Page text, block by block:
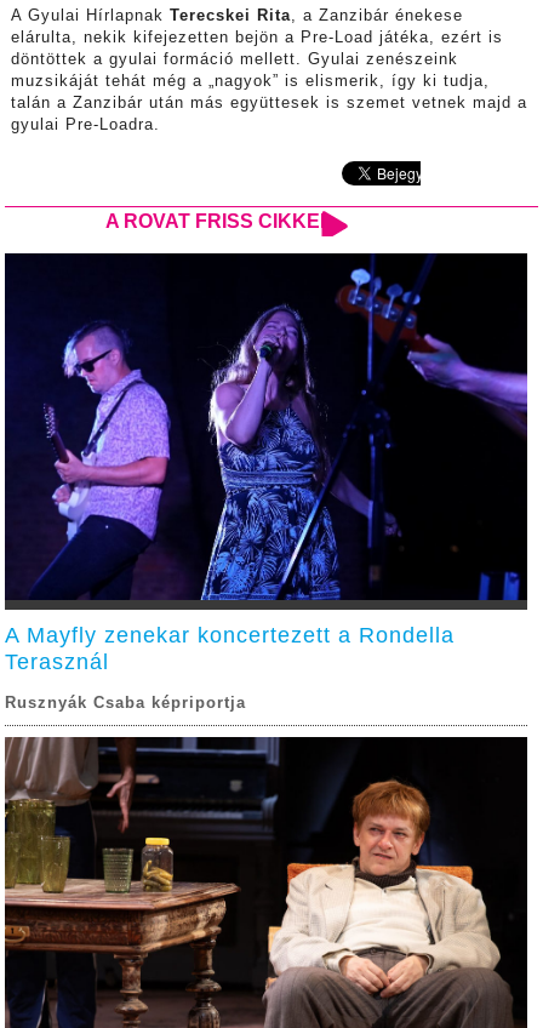
A Gyulai Hírlapnak Terecskei Rita, a Zanzibár énekese
elárulta, nekik kifejezetten bejön a Pre-Load játéka, ezért is
döntöttek a gyulai formáció mellett. Gyulai zenészeink
muzsikáját tehát még a „nagyok” is elismerik, így ki tudja,
talán a Zanzibár után más együttesek is szemet vetnek majd a
gyulai Pre-Loadra.
A ROVAT FRISS CIKKEI
A Mayfly zenekar koncertezett a Rondella
Terasznál
Rusznyák Csaba képriportja